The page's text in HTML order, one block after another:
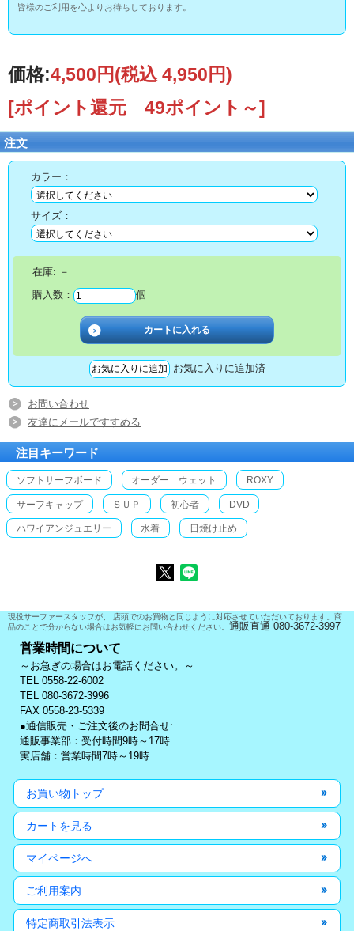
皆様のご利用を心よりお待ちしております。
価格:4,500円(税込 4,950円)
[ポイント還元 49ポイント～]
注文
カラー：
サイズ：
在庫: －
購入数：
個
お気に入りに追加済
お問い合わせ
友達にメールですすめる
注目キーワード
ソフトサーフボード オーダー ウェット ROXY
サーフキャップ ＳＵＰ 初心者 DVD
ハワイアンジュエリー 水着 日焼け止め
現役サーファースタッフが、 店頭でのお買物と同じように対応させていただいております。商
品のことで分からない場合はお気軽にお問い合わせください。 通販直通 080-3672-3997
営業時間について
～お急ぎの場合はお電話ください。～
TEL 0558-22-6002
TEL 080-3672-3996
FAX 0558-23-5339
●通信販売・ご注文後のお問合せ:
通販事業部：受付時間9時～17時
実店舗：営業時間7時～19時
お買い物トップ
カートを見る
マイページへ
ご利用案内
特定商取引法表示